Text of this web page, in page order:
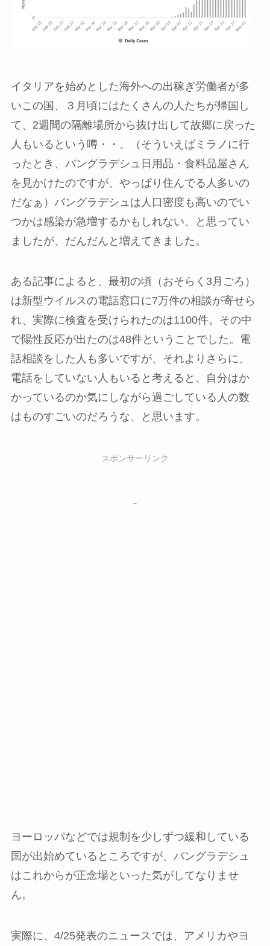
イタリアを始めとした海外への出稼ぎ労働者が多
いこの国、３月頃にはたくさんの人たちが帰国し
て、2週間の隔離場所から抜け出して故郷に戻った
人もいるという噂・・。（そういえばミラノに行
ったとき、バングラデシュ日用品・食料品屋さん
を見かけたのですが、やっぱり住んでる人多いの
だなぁ）バングラデシュは人口密度も高いのでい
つかは感染が急増するかもしれない、と思ってい
ましたが、だんだんと増えてきました。
ある記事によると、最初の頃（おそらく3月ごろ）
は新型ウイルスの電話窓口に7万件の相談が寄せら
れ、実際に検査を受けられたのは1100件。その中
で陽性反応が出たのは48件ということでした。電
話相談をした人も多いですが、それよりさらに、
電話をしていない人もいると考えると、自分はか
かっているのか気にしながら過ごしている人の数
はものすごいのだろうな、と思います。
スポンサーリンク
ヨーロッパなどでは規制を少しずつ緩和している
国が出始めているところですが、バングラデシュ
はこれからが正念場といった気がしてなりませ
ん。
実際に、4/25発表のニュースでは、アメリカやヨ